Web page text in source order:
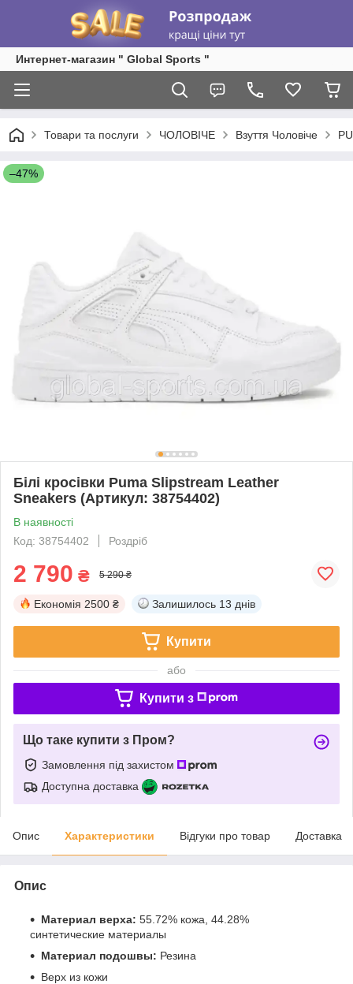
Интернет-магазин " Global Sports "
Товари та послуги ЧОЛОВІЧЕ Взуття Чоловіче
–47%
Білі кросівки Puma Slipstream Leather
Sneakers (Артикул: 38754402)
В наявності
Код: 38754402
Роздріб
2 790 ₴ 5 290 ₴
Економія 2500 ₴ Залишилось 13 днів
Купити
або
Купити з
Що таке купити з Пром?
Замовлення під захистом
Доступна доставка
Опис Характеристики Відгуки про товар Доставка
Опис
Материал верха: 55.72% кожа, 44.28%
синтетические материалы
Материал подошвы: Резина
Верх из кожи